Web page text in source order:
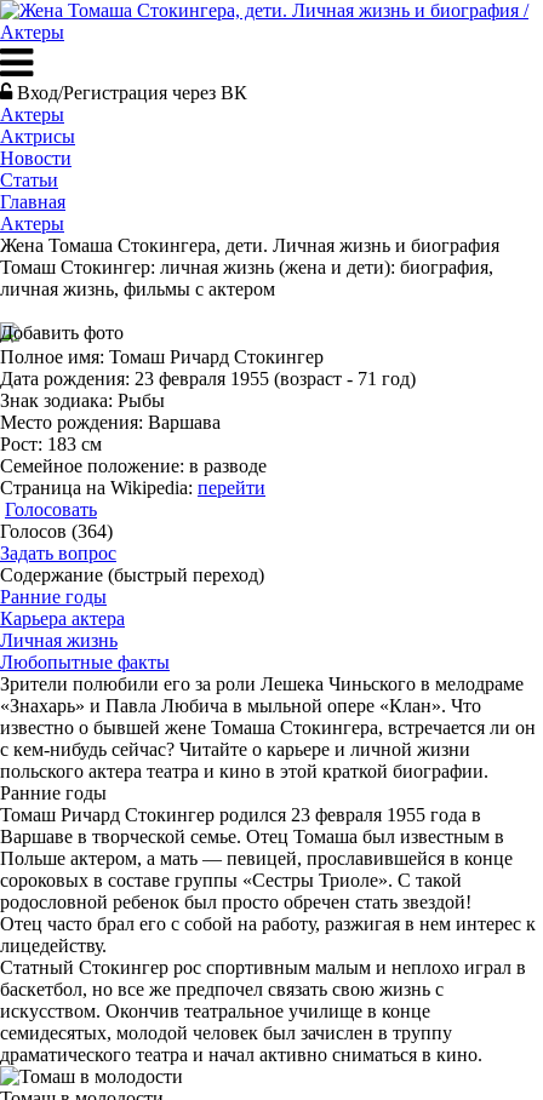
Вход/Регистрация через ВК
Актеры
Актрисы
Новости
Статьи
Главная
Актеры
Жена Томаша Стокингера, дети. Личная жизнь и биография
Томаш Стокингер: личная жизнь (жена и дети): биография,
личная жизнь, фильмы с актером
Добавить фото
Полное имя: Томаш Ричард Стокингер
Дата рождения: 23 февраля 1955 (возраст - 71 год)
Знак зодиака: Рыбы
Место рождения: Варшава
Рост: 183 см
Семейное положение: в разводе
Страница на Wikipedia: перейти
Голосовать
Голосов (364)
Задать вопрос
Содержание (быстрый переход)
Ранние годы
Карьера актера
Личная жизнь
Любопытные факты
Зрители полюбили его за роли Лешека Чиньского в мелодраме
«Знахарь» и Павла Любича в мыльной опере «Клан». Что
известно о бывшей жене Томаша Стокингера, встречается ли он
с кем-нибудь сейчас? Читайте о карьере и личной жизни
польского актера театра и кино в этой краткой биографии.
Ранние годы
Томаш Ричард Стокингер родился 23 февраля 1955 года в
Варшаве в творческой семье. Отец Томаша был известным в
Польше актером, а мать — певицей, прославившейся в конце
сороковых в составе группы «Сестры Триоле». С такой
родословной ребенок был просто обречен стать звездой!
Отец часто брал его с собой на работу, разжигая в нем интерес к
лицедейству.
Статный Стокингер рос спортивным малым и неплохо играл в
баскетбол, но все же предпочел связать свою жизнь с
искусством. Окончив театральное училище в конце
семидесятых, молодой человек был зачислен в труппу
драматического театра и начал активно сниматься в кино.